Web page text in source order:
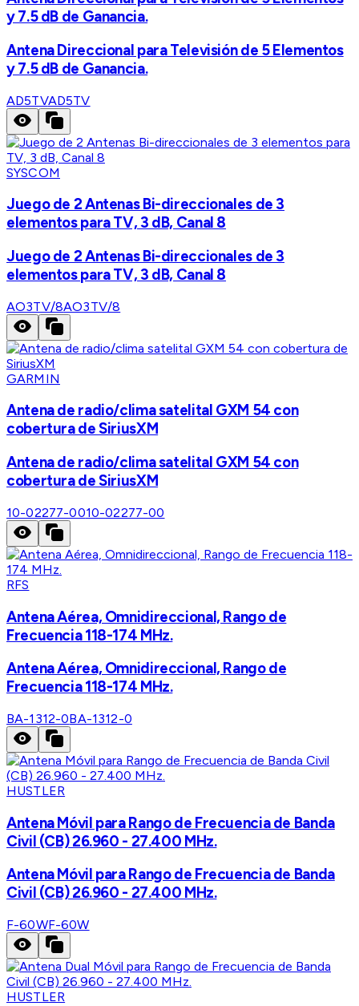
y 7.5 dB de Ganancia.
Antena Direccional para Televisión de 5 Elementos
y 7.5 dB de Ganancia.
AD5TVAD5TV
SYSCOM
Juego de 2 Antenas Bi-direccionales de 3
elementos para TV, 3 dB, Canal 8
Juego de 2 Antenas Bi-direccionales de 3
elementos para TV, 3 dB, Canal 8
AO3TV/8AO3TV/8
GARMIN
Antena de radio/clima satelital GXM 54 con
cobertura de SiriusXM
Antena de radio/clima satelital GXM 54 con
cobertura de SiriusXM
10-02277-0010-02277-00
RFS
Antena Aérea, Omnidireccional, Rango de
Frecuencia 118-174 MHz.
Antena Aérea, Omnidireccional, Rango de
Frecuencia 118-174 MHz.
BA-1312-0BA-1312-0
HUSTLER
Antena Móvil para Rango de Frecuencia de Banda
Civil (CB) 26.960 - 27.400 MHz.
Antena Móvil para Rango de Frecuencia de Banda
Civil (CB) 26.960 - 27.400 MHz.
F-60WF-60W
HUSTLER